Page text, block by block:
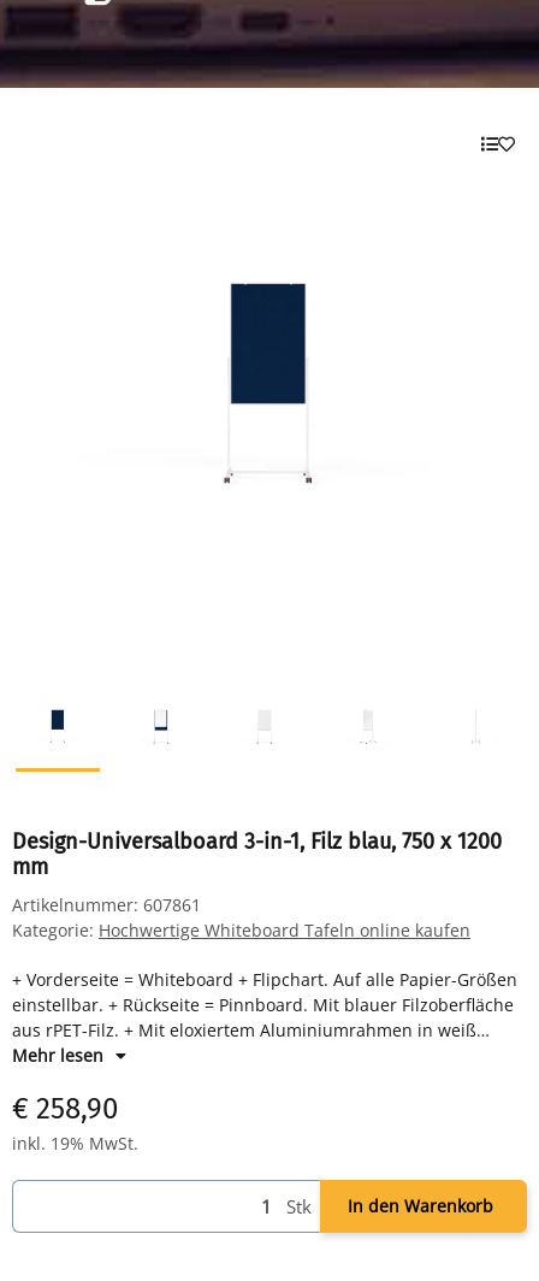
Design-Universalboard 3-in-1, Filz blau, 750 x 1200
mm
Artikelnummer: 607861
Kategorie: Hochwertige Whiteboard Tafeln online kaufen
+ Vorderseite = Whiteboard + Flipchart. Auf alle Papier-Größen
einstellbar. + Rückseite = Pinnboard. Mit blauer Filzoberfläche
aus rPET-Filz. + Mit eloxiertem Aluminiumrahmen in weiß
pulverbeschichtet. + Tafelgröße: H 1200 x B 750 mm +
Mehr lesen
€ 258,90
inkl. 19% MwSt.
Stk In den Warenkorb